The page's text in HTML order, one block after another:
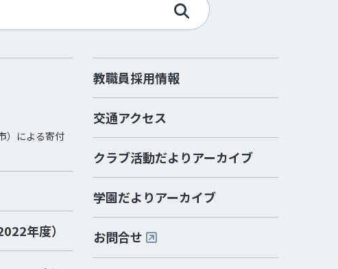
）による寄付
年度）
教職員採用情報
交通アクセス
クラブ活動だよりアーカイブ
学園だよりアーカイブ
お問合せ